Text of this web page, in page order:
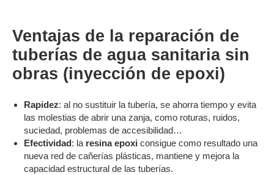
Ventajas de la reparación de
tuberías de agua sanitaria sin
obras (inyección de epoxi)
Rapidez: al no sustituir la tubería, se ahorra tiempo y evita
las molestias de abrir una zanja, como roturas, ruidos,
suciedad, problemas de accesibilidad…
Efectividad: la resina epoxi consigue como resultado una
nueva red de cañerías plásticas, mantiene y mejora la
capacidad estructural de las tuberías.